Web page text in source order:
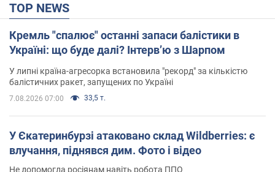
TOP NEWS
Кремль "спалює" останні запаси балістики в
Україні: що буде далі? Інтерв’ю з Шарпом
У липні країна-агресорка встановила "рекорд" за кількістю
балістичних ракет, запущених по Україні
7.08.2026 07:00 33,5 т.
У Єкатеринбурзі атаковано склад Wildberries: є
влучання, піднявся дим. Фото і відео
Не допомогла росіянам навіть робота ППО